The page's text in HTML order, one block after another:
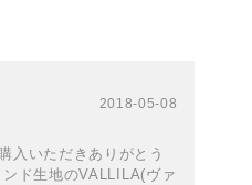
2018-05-08
入いただきありがとう
ド生地のVALLILA(ヴァ